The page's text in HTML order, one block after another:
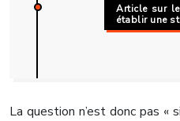
Article sur
établir une
La question n’est donc pas «